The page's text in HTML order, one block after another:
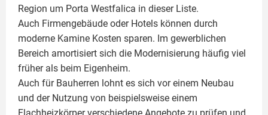
Region um Porta Westfalica in dieser Liste.
Auch Firmengebäude oder Hotels können durch
moderne Kamine Kosten sparen. Im gewerblichen
Bereich amortisiert sich die Modernisierung häufig viel
früher als beim Eigenheim.
Auch für Bauherren lohnt es sich vor einem Neubau
und der Nutzung von beispielsweise einem